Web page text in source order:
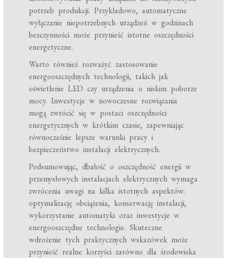
potrzeb produkcji. Przykładowo, automatyczne
wyłączanie niepotrzebnych urządzeń w godzinach
bezczynności może przynieść istotne oszczędności
energetyczne.
Warto również rozważyć zastosowanie
energooszczędnych technologii, takich jak
oświetlenie LED czy urządzenia o niskim poborze
mocy. Inwestycje w nowoczesne rozwiązania
mogą zwrócić się w postaci oszczędności
energetycznych w krótkim czasie, zapewniając
równocześnie lepsze warunki pracy i
bezpieczeństwo instalacji elektrycznych.
Podsumowując, dbałość o oszczędność energii w
przemysłowych instalacjach elektrycznych wymaga
zwrócenia uwagi na kilka istotnych aspektów:
optymalizację obciążenia, konserwację instalacji,
wykorzystanie automatyki oraz inwestycje w
energooszczędne technologie. Skuteczne
wdrożenie tych praktycznych wskazówek może
przynieść realne korzyści zarówno dla środowiska